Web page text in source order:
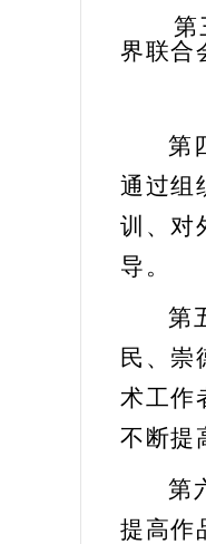
第
界联合
第
通过组
训、对
导。
第
民、崇
术工作
不断提
第
提高作